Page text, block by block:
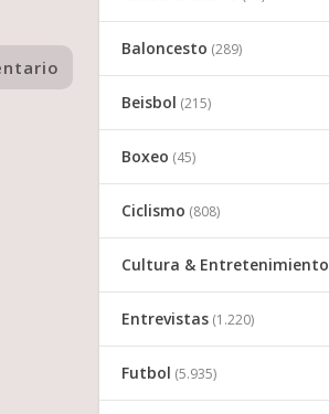
Baloncesto (289)
Beisbol (215)
Boxeo (45)
Ciclismo (808)
Cultura & Entretenimiento
Entrevistas (1.220)
Futbol (5.935)